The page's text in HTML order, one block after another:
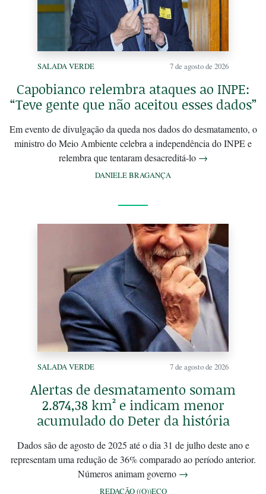
SALADA VERDE 7 de agosto de 2026
Capobianco relembra ataques ao INPE:
“Teve gente que não aceitou esses dados”
Em evento de divulgação da queda nos dados do desmatamento, o
ministro do Meio Ambiente celebra a independência do INPE e
relembra que tentaram desacreditá-lo →
DANIELE BRAGANÇA
SALADA VERDE 7 de agosto de 2026
Alertas de desmatamento somam
2.874,38 km² e indicam menor
acumulado do Deter da história
Dados são de agosto de 2025 até o dia 31 de julho deste ano e
representam uma redução de 36% comparado ao período anterior.
Números animam governo →
REDAÇÃO ((O))ECO